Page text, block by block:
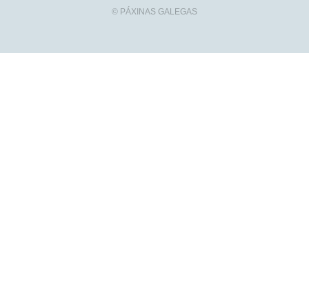
© PÁXINAS GALEGAS